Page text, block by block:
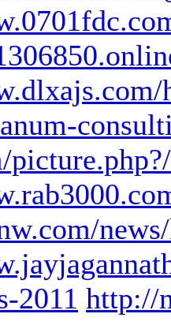
2011 http://